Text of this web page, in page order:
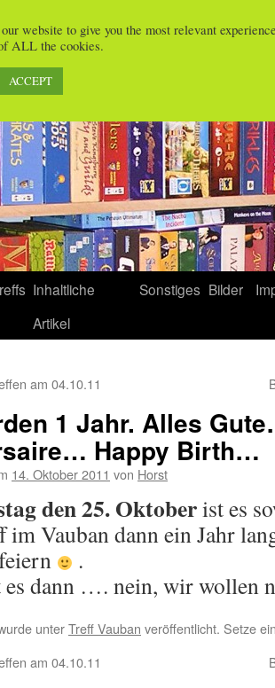
in Freiburg
Inhaltliche
Artikel
Sonstiges Bilder
am 04.10.11
1 Jahr. Alles
Happy Birth…
14. Oktober 2011 von Horst
den 25. Oktoberist es
im Vauban dann ein Jahr
.
es dann …. nein, wir wollen
unterTreff Vauban veröffentlicht. Setze
am 04.10.11
website to give you the most relevant
ALL the cookies.
ACCEPT